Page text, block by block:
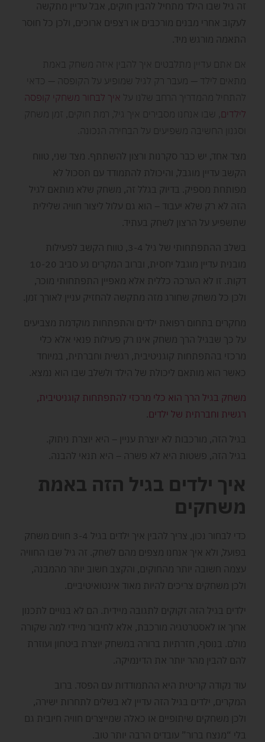
זה גיל שבו הילד מתחיל להבין חוקים, אבל עדיין מתקשה
לעקוב אחרי מבנים מורכבים או רצפים ארוכים, ולכן כל חוסר
התאמה מורגש מיד.
אם אתם עדיין מתלבטים איך להבין איזה משחק באמת
מתאים לילד — מעבר רק לגיל שמופיע על הקופסה — כדאי
להתחיל מהמדריך הרחב שלנו על איך לבחור משחקי קופסה
לילדים , שבו אנחנו מסבירים איך גיל, רמת חוקים, זמן משחק
וסגנון החשיבה משפיעים על הבחירה הנכונה.
מצד אחד, יש כבר סקרנות ורצון להשתתף. מצד שני, טווח
הקשב עדיין מוגבל, והיכולת להתמודד עם תסכול לא
מפותחת מספיק. בדיוק בגלל זה, משחק שלא מותאם לגיל
הזה לא רק שלא יעבוד – הוא גם עלול ליצור חוויה שלילית
שתשפיע על הרצון לשחק בעתיד.
בשלב ההתפתחותי של גיל 3-4, טווח הקשב לפעילות
מובנית עדיין מוגבל יחסית, וברוב המקרים נע סביב 10-20
דקות. זו לא הערכה כללית אלא מאפיין התפתחותי מוכר,
ולכן כל משחק שחורג מזה מתקשה להחזיק עניין לאורך זמן.
מחקרים בתחום רפואת ילדים והתפתחות מוקדמת מצביעים
על כך שבגיל הרך משחק אינו רק פעילות פנאי אלא כלי
מרכזי בהתפתחות קוגניטיבית, רגשית וחברתית, במיוחד
כאשר הוא מותאם ליכולת של הילד ולשלב שבו הוא נמצא.
משחק בגיל הרך הוא כלי מרכזי להתפתחות קוגניטיבית,
רגשית וחברתית של ילדים.
בגיל הזה, מורכבות לא יוצרת עניין – היא יוצרת ניתוק.
בגיל הזה, פשטות היא לא פשרה – היא תנאי להבנה.
איך ילדים בגיל הזה באמת
משחקים
כדי לבחור נכון, צריך להבין איך ילדים בגיל 3-4 חווים משחק
בפועל, ולא איך אנחנו מצפים מהם לשחק. זה גיל שבו החוויה
עצמה חשובה יותר מהחוקים, והקצב חשוב יותר מהמבנה,
ולכן משחקים צריכים להיות מאוד אינטואיטיביים.
ילדים בגיל הזה זקוקים לתגובה מיידית. הם לא בנויים לתכנון
ארוך או לאסטרטגיה מורכבת, אלא לחיבור מיידי למה שקורה
מולם. בנוסף, חזרתיות ברורה במשחק יוצרת ביטחון ועוזרת
להם להבין מהר יותר את הדינמיקה.
עוד נקודה קריטית היא ההתמודדות עם הפסד. ברוב
המקרים, ילדים בגיל הזה עדיין לא בשלים לתחרות ישירה,
ולכן משחקים שיתופיים או כאלה שמייצרים חוויה חיובית גם
בלי “מנצח ברור” עובדים הרבה יותר טוב.